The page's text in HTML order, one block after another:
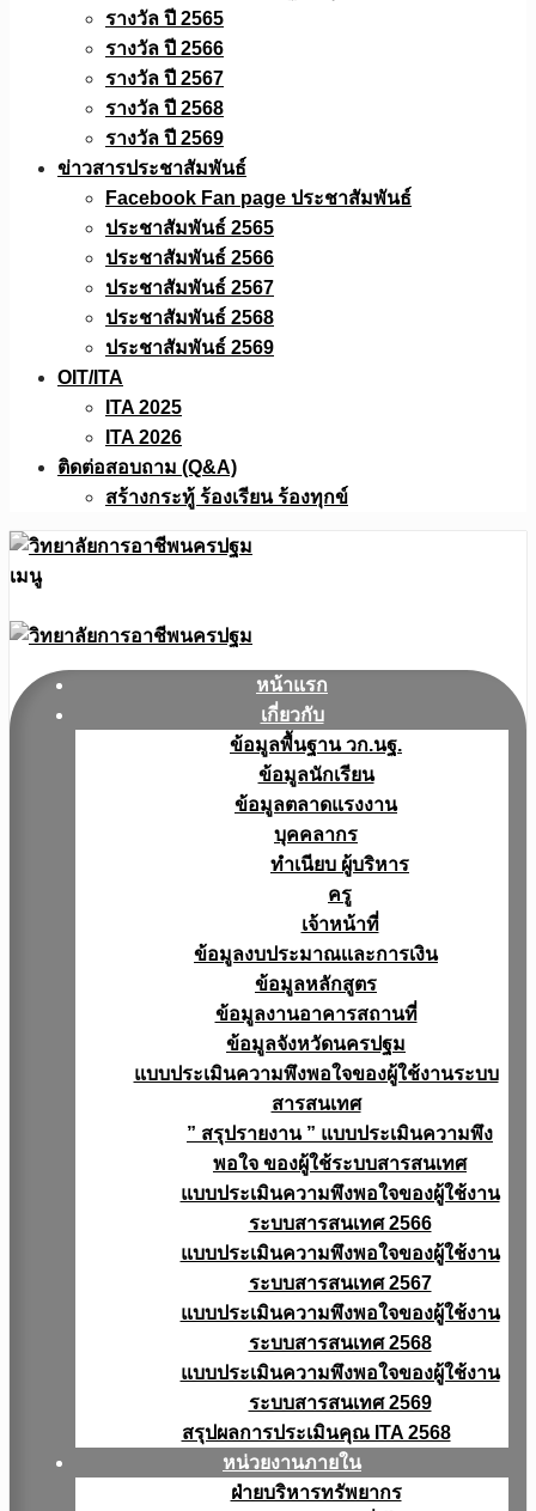
รางวัล ปี 2565
รางวัล ปี 2566
รางวัล ปี 2567
รางวัล ปี 2568
รางวัล ปี 2569
ข่าวสารประชาสัมพันธ์
Facebook Fan page ประชาสัมพันธ์
ประชาสัมพันธ์ 2565
ประชาสัมพันธ์ 2566
ประชาสัมพันธ์ 2567
ประชาสัมพันธ์ 2568
ประชาสัมพันธ์ 2569
OIT/ITA
ITA 2025
ITA 2026
ติดต่อสอบถาม (Q&A)
สร้างกระทู้ ร้องเรียน ร้องทุกข์
เมนู
หน้าแรก
เกี่ยวกับ
ข้อมูลพื้นฐาน วก.นฐ.
ข้อมูลนักเรียน
ข้อมูลตลาดแรงงาน
บุคคลากร
ทำเนียบ ผู้บริหาร
ครู
เจ้าหน้าที่
ข้อมูลงบประมาณเเละการเงิน
ข้อมูลหลักสูตร
ข้อมูลงานอาคารสถานที่
ข้อมูลจังหวัดนครปฐม
แบบประเมินความพึงพอใจของผู้ใช้งานระบบ
สารสนเทศ
” สรุปรายงาน ” แบบประเมินความพึง
พอใจ ของผู้ใช้ระบบสารสนเทศ
แบบประเมินความพึงพอใจของผู้ใช้งาน
ระบบสารสนเทศ 2566
แบบประเมินความพึงพอใจของผู้ใช้งาน
ระบบสารสนเทศ 2567
แบบประเมินความพึงพอใจของผู้ใช้งาน
ระบบสารสนเทศ 2568
แบบประเมินความพึงพอใจของผู้ใช้งาน
ระบบสารสนเทศ 2569
สรุปผลการประเมินคุณ ITA 2568
หน่วยงานภายใน
ฝ่ายบริหารทรัพยากร